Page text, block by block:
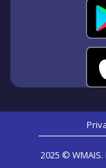
2025 ©